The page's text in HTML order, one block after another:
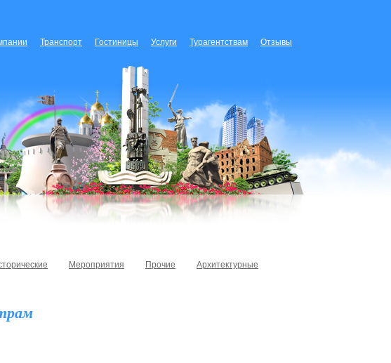
Транспорт Гостиницы Услуги Турагентствам Отзывы
Мероприятия Прочие Архитектурные